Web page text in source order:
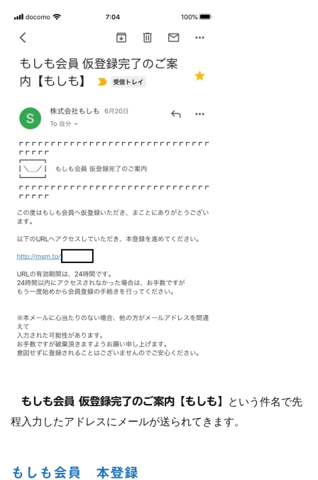
もしも会員 仮登録完了のご案内【もしも】
という件名で先
程入力したアドレスにメールが送られてきます。
もしも会員 本登録